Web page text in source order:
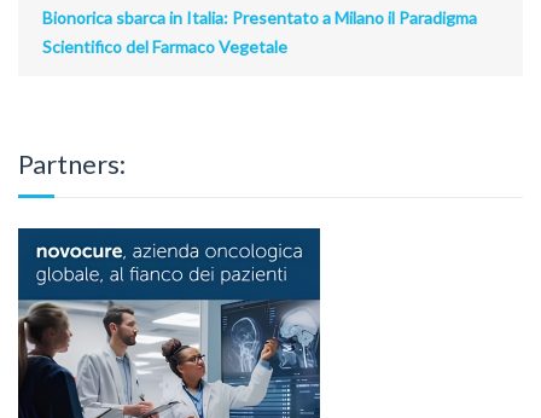
Bionorica sbarca in Italia: Presentato a Milano il Paradigma
Scientifico del Farmaco Vegetale
Partners: